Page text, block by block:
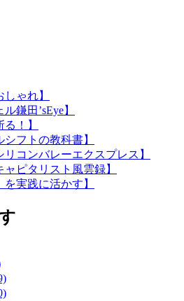
ゃれ】
鎌田’sEye】
！】
フトの教科書】
コンバレーエクスプレス】
ピタリスト風雲録】
実践に活かす】